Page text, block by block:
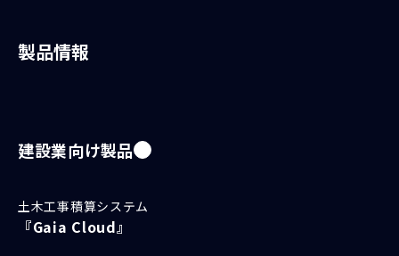
製品情報
建設業向け製品
土木工事積算システム
『Gaia Cloud』